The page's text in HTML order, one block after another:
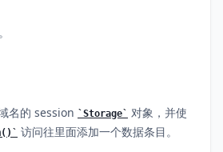
名的 session Storage
对象，并使
访问往里面添加一个数据条目。